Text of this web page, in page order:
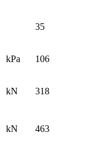
35
kPa 106
kN 318
kN 463